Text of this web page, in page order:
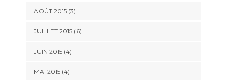
AOÛT 2015(3)
JUILLET 2015(6)
JUIN 2015(4)
MAI 2015(4)